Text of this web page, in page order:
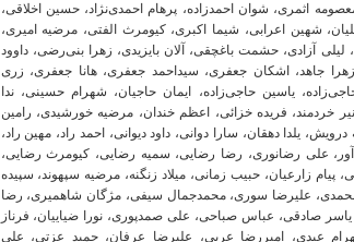
مهرنوش احمدی‌‌، میثم احمدی‌‌، مینا احمدی‌‌، مینو احمدی‌‌، ناصر احمدی‌‌، ناهید احمدی‌‌، نرگس احمدی‌‌، نسرین احمدی‌‌، نگین احمدی، وحیده احمدی‌‌، پریسا احمدیان‌‌، خشایار احمدیان‌‌، کبری احمدیان‌‌، منصور احمدی‌آمویی‌، محسن احمدیزاده‌‌، هستی احمدی‌زاده‌، فرید احمدی‌قیداری‌، اعظم احیایی‌‌، کیانوش اخباری‌‌، مریم اختر‌‌، طیبه اختران‌‌، نوشین اختران‌‌، هادی اختری‌، رضا اخگر‌‌، منیره اخلاقی، سارا اخوان‌‌، مهدی اخوان‌‌، زهره ادخ‌‌، حسین ادگی‌‌، نادر ادگیان‌‌، نسرین ادهم‌‌، سهیلا ادیب‌‌، نرگس ادیب‌‌، نسترن ادیب‌راد‌، شهلا ادیبی‌‌، زهرا اذر‌گشب‌، نسیم اذرگوم‌‌، بهاره اذرگون‌‌، سینا اذرگون‌‌، منصوره ارامی‌‌، شریف ارباب‌‌، فرشته ارباب‌‌، هلمند اربابی‌‌، محمد ارباطی‌‌، سعید اربایی‌‌، میترا ارج‌‌، رزیتا ارجمند‌‌، سهیلا ارجمند‌‌، محسن ارجمند‌‌، مهدی ارجمند‌‌، ناصر ارجمند‌‌، نونا ارجمند‌‌، فرهاد ارجمندی‌‌، مینا اردانی‌‌، رنجبری اردشیر‌‌، آزاده اردشیری‌‌، محسن اردکانی‌‌، پروین اردلان‌‌، فوزیه اردلان‌‌، سودابه اردوان‌‌، ابوالفضل اردوخانى‌‌، مانی ارزنکار‌‌، غلامرضا ارژنگ‌‌، نیما ارژنگ‌‌، حقمراد ارژنگی‌‌، کمال ارس‌‌، رادین ارشاد‌‌، علی ارشادی‌‌، حسن ارغوانی‌‌، امیر اریا‌‌، فرانک اریا‌فر‌، سرهنگ اریان‌‌، سهیل ارین‌‌، حسین ازاد‌‌، نوید ازاد‌‌، امید ازادی‌‌، حشمت ازادی‌‌، سوفیا ازادی‌‌، مریم ازادی‌‌، ولی ازادی‌‌، احسان ازغ‌‌، شهلا ازموده‌‌، ژیلا اژدرى‌‌، سیامک اسالو‌‌، پروانه اسانلو، فرشته اسانلو‌‌، منصور اسانلو‌‌، منصوره اسانلو‌‌، شراره استاد‌‌، میلاد استانستی‌‌، سورنا استخر‌‌، ملیحه استرکی‌‌، زهرا استکی‌‌، زیبا استکی‌‌، عطیه استکی‌‌، آفاق استواری‌‌، فرزین استواری‌‌، مرجان استواری‌‌، عزیز استیفایی‌‌، رضا اسد‌‌، اکرم اسدالهی، مقصود اسدالهی‌‌، مازیار اسدپور‌‌، بیتا اسدزاده‌‌، هانا اسدزاده‌‌، همایون اسدزاده‌‌، ابراهیم اسدی‌‌، ابوذر اسدی‌‌، اسفندیار اسدی‌‌، اشکان اسدی‌‌، بهزاد اسدی‌‌، جمشید اسدی، حسام اسدی‌‌، رضا اسدی‌‌، رضوانه اسدی‌‌، زهره اسدی‌‌، سارا اسدی‌‌، سعید اسدی، غزال اسدی‌‌، غلامحسین اسدی‌‌، فاطمه اسدی، فروغ اسدی‌‌، کاوه اسدی‌‌، مجید اسدی‌‌، محسن اسدی‌‌، محمد اسدی‌‌، مریم اسدی‌‌، مسعود اسدی، میثم اسدی‌‌، ندا اسدی‌‌، رضا اسدیان، محمد اسدیان، مهران اسدیان‌‌، حسین اسدی‌جوزانی‌، محمد اسرفی‌‌، مرضیه اسعد‌سامانی‌، نجمه اسعدى‌‌، شروین ‌اسفندارمز‌، غلام‌رضا اسفندی‌‌، فاطمه اسفندیارنژاد‌‌، ایمان اسفندیاری‌‌، سهراب اسفندیاری‌‌، محمود اسفندیاری‌، ندا اسفندیاری‌‌، نسرین اسقرانی‌‌، زیبا اسکندری‌‌، سولماز اسکندری‌‌، سیروس اسکندری‌‌، شیما اسکندری‌‌، علی اسکندری‌‌، کبری اسکندری‌‌، هیمن اسکندری‌‌، هیمن اسکندری‌‌، یحیی اسکندری‌‌، شبنم اسکندریه‌‌، مرجان اسگندری‌‌، بهزاد اسلامی‌‌، مهرداد اسلامی‌‌، مسیحا اسماعیل‌‌، علی اسماعیل‌بیگی‌، امیر اسماعیل‌پور‌، فسانه اسماعیل‌پور‌، مرتضی اسماعیل‌پور‌، سورنا اسماعیل‌زادگان‌، الناز اسماعیل‌زاده‌، بهناز اسماعیل‌زاده‌، محمد اسماعیل‌زاده‌، سهیل اسماعیل‌زنجانی‌، مسعود اسماعیل‌لو‌‌، مسعود اسماعیل‌لو‌، علی اسماعیل‌نژاد‌، اعظم اسماعیلی‌‌، بهمن اسماعیلی‌‌، پویا اسماعیلی‌‌، جابر اسماعیلی‌‌، حمیدرضا اسماعیلی‌‌، رخساره اسماعیلی‌‌، رضا اسماعیلی‌‌، ریحانه اسماعیلی‌‌، زهرا اسماعیلی‌‌، زهره اسماعیلی‌‌، سیما اسماعیلی‌‌، شهلا اسماعیلی‌‌، صدف اسماعیلی‌‌، علی اسماعیلی‌‌، مهتاب اسماعیلی‌‌، مهتاب اسماعیلی‌‌، مهدی اسماعیلی‌‌، هوشنگ اسماعیلی‌، وحید اسماعیلی‌‌، سلیمان اسماعیلیان‌‌، عابد اسماعیلی‌فر‌، طیبه اسمعیل‌زاده‌، متین اسمعیلی‌‌، جعفر اسیابی‌‌، ربابه اسیابی، مهرنوش اشترانی‌‌، نرگس اشتری‌‌، نسیم اشتری‌‌، ناصر اشجاری‌‌، پروین اشراقی‌‌، علی اشرف‌‌، پروین اشرفی‌‌، سعید اشرفیان‌‌، فرید اشکان‌‌، بهروز اشکانی‌‌، محمد اشکانیان‌‌، اشکان اشکوری‌‌، آناهید اصانلو‌‌، پروانه اصانلو‌‌، حسام اصانلو‌‌، کاملیا اصطهباناتی‌‌، علی اصغر‌‌، منصور اصغرپور‌‌، علی اصغر‌سلیمی‌، علی اصغر‌کریمی‌، ابراهیم اصغرنیا‌‌، جاوید اصغری‌‌، دانیال اصغری‌‌، مجید اصغری‌‌، محمد اصغری‌‌، ملیحه اصغری‌‌، سینا اصفهانی‌‌، ماندانا اصفهانی‌‌، حمید اصفهانی‌پور‌، محمد اصلاح‌‌، بهرام اصلانی‌‌، پروانه اصلانی‌‌، زاهده اصلانی‌‌، شیرین اصلانی‌‌، کیوان اصلانی‌‌، لیلا اصلانی‌، نازنین اصلانی‌‌، مونا اطاعتکر‌‌، مریم اعتصامی‌‌، میترا اعتضاد‌‌، نفیسه اعتضادی‌‌، مهدی اعتمادی‌‌، موسی اعرابی‌‌، امیری اعظم، نسیمه اعظم‌مسعودی‌، علیرضا اعظمی‌‌، محمد اعظمی‌‌، مهران اعظمی‌فرد‌‌، حسین اعلا‌باف‌، نیک اعلا‌پور‌، لی‌لا ‌اعلایی‌، آرش اعلم‌‌، بهنام اعلمی‌‌، رضا اغنمی‌‌، اعظم افتخاری‌‌، امین افتخاری‌‌، بیژن افتخاری، سحر افتخاری‌‌، سعید افتخاری‌‌، میکاییل افتخاری‌‌، علیرضا افتخاری‌سیدان‌، محمد افراسیابی‌‌، مرتضی افسری‌‌، اعظم افشار‌‌، امیر افشار‌‌، دریا افشار‌‌، شهناز افشار‌‌، فاطمه افشار‌‌، فروزان افشار‌‌، مرضیه افشار‌‌، نلى افشار‌‌، هنگامه افشار‌‌، شهلا افشار‌ایرانی‌، نازافرین افشارزاده‌‌، میلاد افشاری‌‌، راضیه افشون‌‌، مهوش افصحی‌‌، مرجان افضلان‌‌، رزیتا اقاحسینی‌‌، امیررضا ‌اقازاده‌، بیتا اقازاده‌‌، محمد اقاعربی‌‌، صدف اقایی‌مشهد‌، تاتا اقبال‌‌، رضا اقبال‌‌، شهرام اقبال‌زاده‌، بتول اقبالی‌‌، حکیمه اقبالی‌‌، رضا اقبالی‌‌، سعید اقبالی‌‌، علی اقبالی‌‌، مریم اقبالی‌‌، سوسن اقبالی‌فر‌، گودرز اقتداری‌، توحید اقدامی‌، فاطمه اقدامی‌‌، احمدرضا اقدسی‌‌، بیژن اقدسی‌‌، رضا اقدسی‌‌، صالح اکاتی، حمید اکبرپور‌‌، حلیه اکبرزاده‌‌، رضا اکبرزاده‌‌، علی اکبرزاده‌‌، علی اکبر‌سلیمانی‌، امید اکبرى‌‌، نفیسه اکبرى‌‌، احمد اکبری‌‌، افشین اکبری‌‌، بهروز اکبری‌‌، بهنام اکبری‌‌، پریناز اکبری‌‌، جمشید اکبری‌‌، حسین اکبری‌‌، حمید اکبری‌‌، دنیا اکبری، رضا اکبری‌‌، رقیه اکبری‌‌، رویا اکبری‌‌، زهرا اکبری‌‌، زینب اکبری‌‌، سارا اکبری‌‌، سحر اکبری‌‌، علی اکبری‌‌، فاطمه اکبری‌‌، فریده اکبری‌‌، کاظم اکبری‌‌، لیلا اکبری‌‌، محمد اکبری‌‌، محمود اکبری‌‌، مرتضی اکبری‌‌، مهدی اکبری‌‌، میثم اکبری‌‌، نسترن اکبری‌‌، حمید اکبری‌پور‌‌، حسن اکبری‌نیا‌، روزبه اکرادی‌کرماشانی‌،